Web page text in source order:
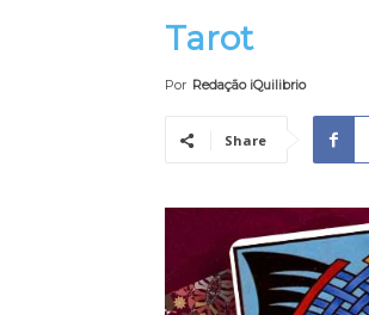
Tarot
Por Redação iQuilibrio
Share